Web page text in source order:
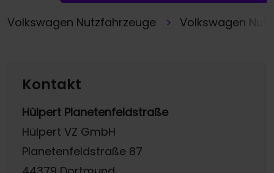
Volkswagen Nutzfahrzeuge Volkswagen
Kontakt
Hülpert Planetenfeldstraße
Hülpert VZ GmbH
Planetenfeldstraße 87